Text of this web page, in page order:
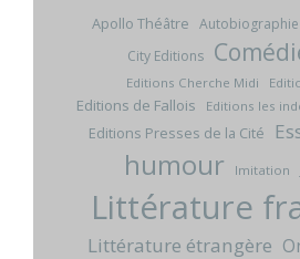
Apollo Théâtre Autobiographie
City Editions
Editions Cherche Midi
Editions de Fallois Editions les
Editions Presses de la Cité
humour Imitation
Littérature
Littérature étrangère